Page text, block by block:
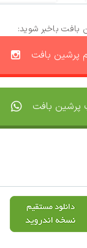
بافت باخبر شوید:
پرشین بافت
پرشین بافت